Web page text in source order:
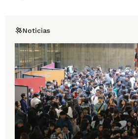
Noticias